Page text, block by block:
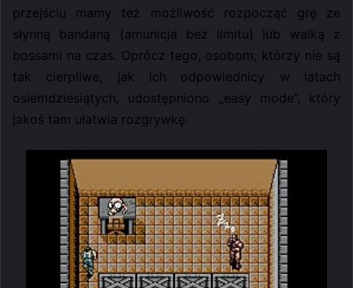
przejściu mamy też możliwość rozpocząć grę ze
słynną bandaną (amunicja bez limitu) lub walką z
bossami na czas. Oprócz tego, osobom, którzy nie są
tak cierpliwe, jak ich odpowiednicy w latach
osiemdziesiątych, udostępniono „easy mode”, który
jakoś tam ułatwia rozgrywkę.